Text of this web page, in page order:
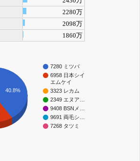
2280万
2098万
1860万
7280 ミツバ
6958 日本シイ
エムケイ
3323 レカム
2349 エヌア…
9408 BSNメ…
9691 両毛シ…
7268 タツミ
40.8%